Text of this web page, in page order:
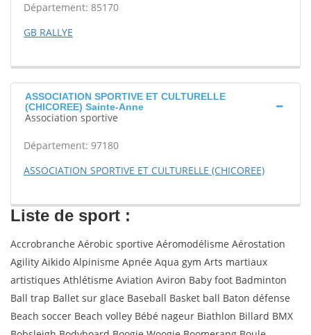
Département: 85170
GB RALLYE
ASSOCIATION SPORTIVE ET CULTURELLE
(CHICOREE) Sainte-Anne
Association sportive
Département: 97180
ASSOCIATION SPORTIVE ET CULTURELLE (CHICOREE)
Liste de sport :
Accrobranche Aérobic sportive Aéromodélisme Aérostation
Agility Aikido Alpinisme Apnée Aqua gym Arts martiaux
artistiques Athlétisme Aviation Aviron Baby foot Badminton
Ball trap Ballet sur glace Baseball Basket ball Baton défense
Beach soccer Beach volley Bébé nageur Biathlon Billard BMX